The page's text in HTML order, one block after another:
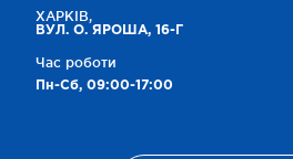
ХАРКІВ,
ВУЛ. О. ЯРОША, 16-Г
Час роботи
Пн-Сб, 09:00-17:00